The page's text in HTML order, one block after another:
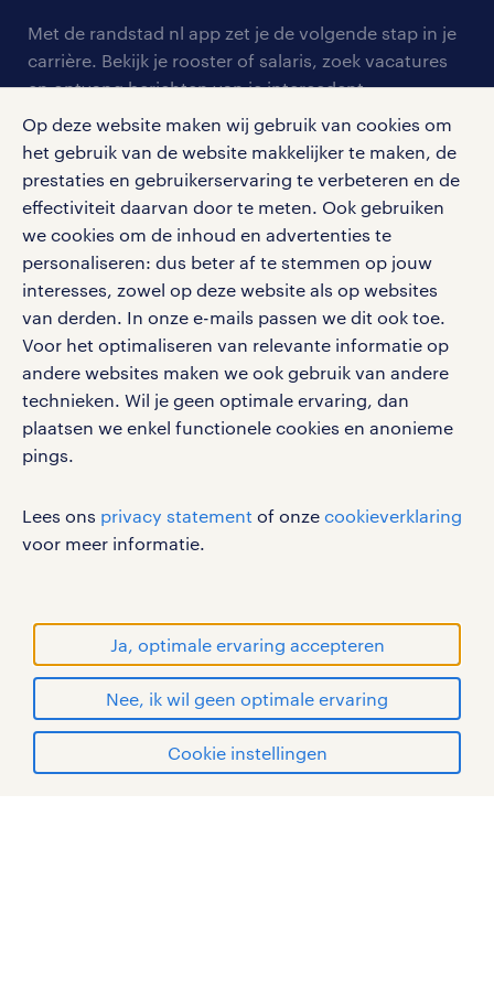
Op deze website maken wij gebruik van cookies om
het gebruik van de website makkelijker te maken, de
prestaties en gebruikerservaring te verbeteren en de
effectiviteit daarvan door te meten. Ook gebruiken
we cookies om de inhoud en advertenties te
personaliseren: dus beter af te stemmen op jouw
interesses, zowel op deze website als op websites
van derden. In onze e-mails passen we dit ook toe.
Voor het optimaliseren van relevante informatie op
andere websites maken we ook gebruik van andere
technieken. Wil je geen optimale ervaring, dan
plaatsen we enkel functionele cookies en anonieme
pings.
Lees ons privacy statement of onze cookieverklaring
voor meer informatie.
Ja, optimale ervaring accepteren
Nee, ik wil geen optimale ervaring
Cookie instellingen
solliciteren
personeel gezocht
aanmelden nieuwsbrief
blogs en artikelen
bruto-netto calculator
onze vestigingen
pers
klachten en misstanden
Met de randstad nl app zet je de volgende stap in je
carrière. Bekijk je rooster of salaris, zoek vacatures
en ontvang berichten van je intercedent.
Eenvoudig, snel en overal.
apple app store
google play store
social media
Volg ons voor de leukste content omtrent
vacatures, solliciteren en inspiratie.
gebruikersvoorwaarden
sitemap
RANDSTAD, HUMAN FORWARD en SHAPING THE
WORLD OF WORK zijn geregistreerde
handelsmerken van Randstad N.V.